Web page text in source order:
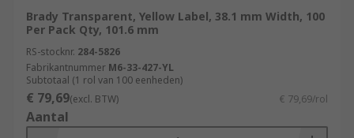
Brady Transparent, Yellow Label, 38.1 mm Width, 100
Per Pack Qty, 101.6 mm
RS-stocknr. 284-5826
Fabrikantnummer M6-33-427-YL
Subtotaal (1 rol van 100 eenheden)
€ 79,69(excl. BTW) € 79,69/rol
Aantal